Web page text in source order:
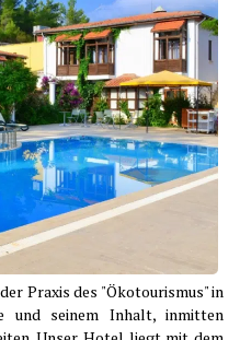
Praxis des "Ökotourismus" in
und seinem Inhalt, inmitten